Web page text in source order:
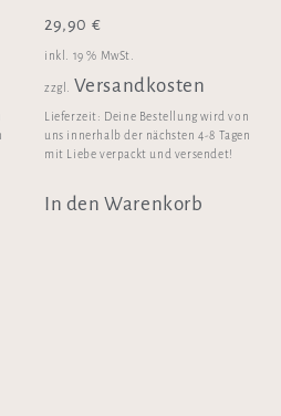
29,90 €
inkl. 19 % MwSt.
zzgl. Versandkosten
Lieferzeit: Deine Bestellung wird von
uns innerhalb der nächsten 4-8 Tagen
mit Liebe verpackt und versendet!
In den Warenkorb